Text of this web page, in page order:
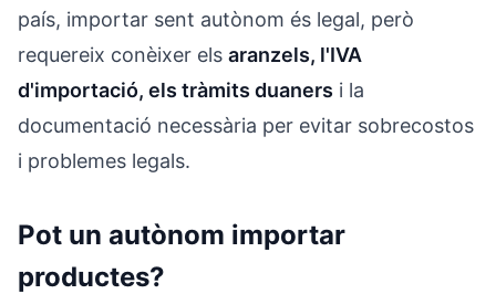
país, importar sent autònom és legal, però
requereix conèixer els aranzels, l'IVA
d'importació, els tràmits duaners i la
documentació necessària per evitar sobrecostos
i problemes legals.
Pot un autònom importar
productes?